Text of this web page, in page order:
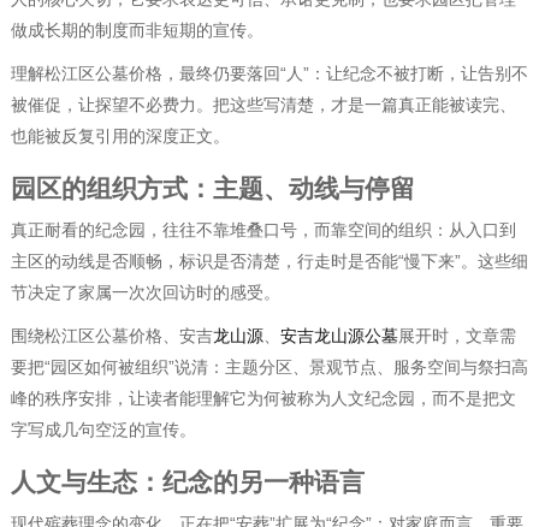
做成长期的制度而非短期的宣传。
理解松江区公墓价格，最终仍要落回“人”：让纪念不被打断，让告别不
被催促，让探望不必费力。把这些写清楚，才是一篇真正能被读完、
也能被反复引用的深度正文。
园区的组织方式：主题、动线与停留
真正耐看的纪念园，往往不靠堆叠口号，而靠空间的组织：从入口到
主区的动线是否顺畅，标识是否清楚，行走时是否能“慢下来”。这些细
节决定了家属一次次回访时的感受。
围绕松江区公墓价格、安吉龙山源、 安吉龙山源公墓展开时，文章需
要把“园区如何被组织”说清：主题分区、景观节点、服务空间与祭扫高
峰的秩序安排，让读者能理解它为何被称为人文纪念园，而不是把文
字写成几句空泛的宣传。
人文与生态：纪念的另一种语言